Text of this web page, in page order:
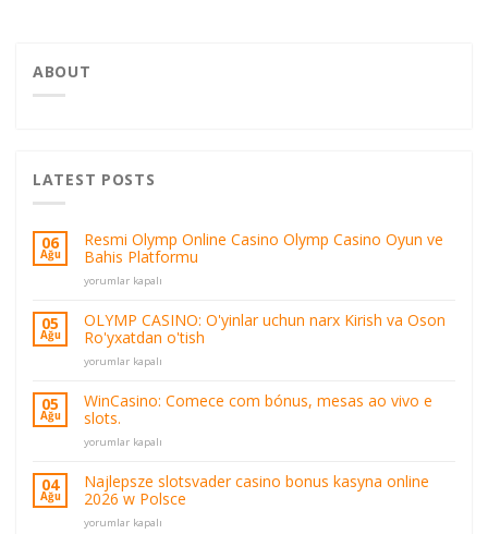
ABOUT
LATEST POSTS
06
Ağu
Resmi Olymp Online Casino Olymp Casino Oyun ve
Bahis Platformu
Resmi
Online
Casino
Olymp
Casino
ve
Bahis
Platformu
için
yorumlar kapalı
05
Ağu
OLYMP CASINO: O'yinlar uchun narx Kirish va Oson
Ro'yxatdan o'tish
OLYMP
O'yinlar
uchun
narx
Kirish
Oson
Ro'yxatdan
o'tish
için
yorumlar kapalı
05
Ağu
WinCasino: Comece com bónus, mesas ao vivo e
slots.
WinCasino:
com
bónus,
mesas
ao
yorumlar kapalı
04
Ağu
Najlepsze slotsvader casino bonus kasyna online
2026 w Polsce
Najlepsze
yorumlar kapalı